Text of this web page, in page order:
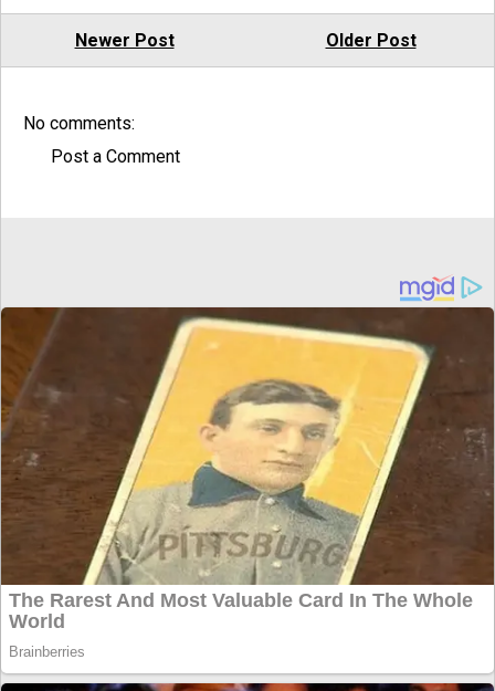
Newer Post Older Post
No comments:
Post a Comment